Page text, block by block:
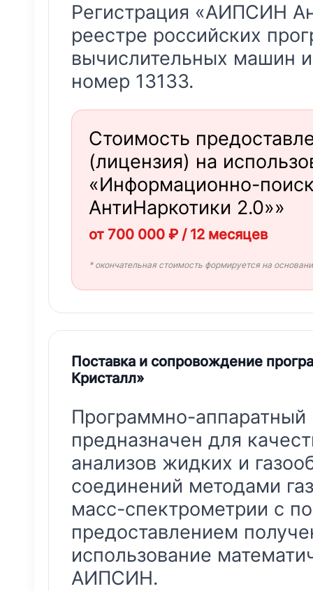
Регистрация «АИПСИН
реестре российских
вычислительных машин
номер 13133.
Стоимость
(лицензия) на
«Информационно-
АнтиНаркотики 2.0»»
от 700 000 ₽ / 12 месяцев
* окончательная стоимость формируется на
Поставка и сопровождение
Кристалл»
Программно-
предназначен для
анализов жидких и
соединений методами
масс-спектрометрии с
предоставлением
использование
АИПСИН.